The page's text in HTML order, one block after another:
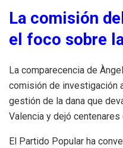
La comisión
el foco sobre
La comparecencia de
comisión de investigación
gestión de la dana que
Valencia y dejó
El Partido Popular ha